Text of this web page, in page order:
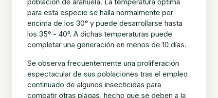
para esta especie se halla normalmente por
encima de los 30° y puede desarrollarse hasta
los 35° - 40°. A dichas temperaturas puede
completar una generación en menos de 10 días.
Se observa frecuentemente una proliferación
espectacular de sus poblaciones tras el empleo
continuado de algunos insecticidas para
combatir otras plagas, hecho que se deben a la